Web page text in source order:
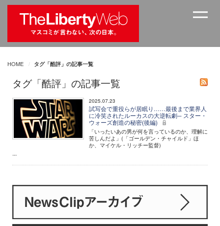
HOME タグ「酷評」の記事一覧
タグ「酷評」の記事一覧
2025.07.23
試写会で重役らが居眠り……最後まで業界人
に冷笑されたルーカスの大逆転劇─ スター・
ウォーズ創造の秘密(後編)
「いったいあの男が何を言っているのか、理解に
苦しんだよ」(「ゴールデン・チャイルド」ほ
か、マイケル・リッチー監督)
...